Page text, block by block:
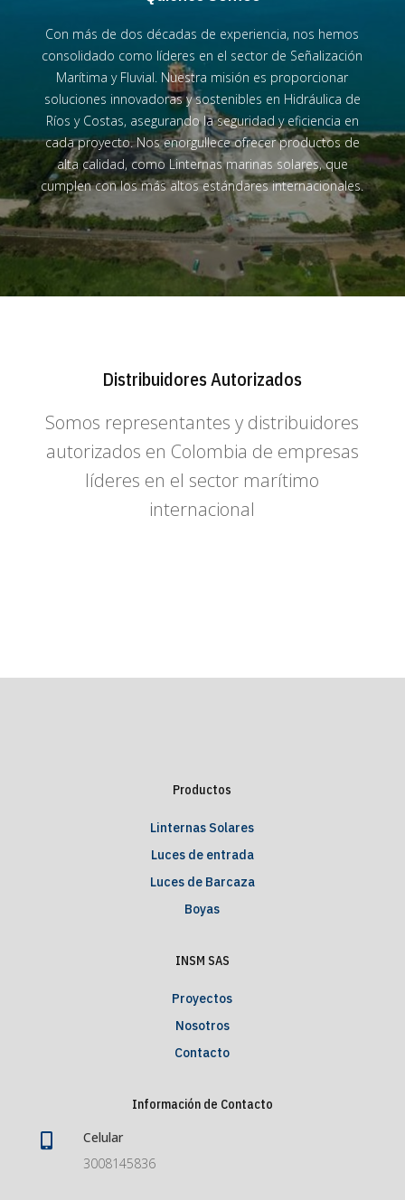
Con más de dos décadas de experiencia, nos hemos
consolidado como líderes en el sector de Señalización
Marítima y Fluvial. Nuestra misión es proporcionar
soluciones innovadoras y sostenibles en Hidráulica de
Ríos y Costas, asegurando la seguridad y eficiencia en
cada proyecto. Nos enorgullece ofrecer productos de
alta calidad, como Linternas marinas solares, que
cumplen con los más altos estándares internacionales.
Distribuidores Autorizados
Somos representantes y distribuidores
autorizados en Colombia de empresas
líderes en el sector marítimo
internacional
Productos
Linternas Solares
Luces de entrada
Luces de Barcaza
Boyas
INSM SAS
Proyectos
Nosotros
Contacto
Información de Contacto

Celular
3008145836